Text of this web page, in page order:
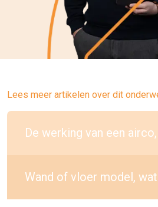
Lees meer artikelen over dit
De werking van een
Wand of vloer model, wat